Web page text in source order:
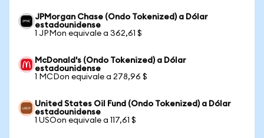
JPMorgan Chase (Ondo Tokenized) a Dólar
estadounidense
1 JPMon equivale a 362,61 $
McDonald's (Ondo Tokenized) a Dólar
estadounidense
1 MCDon equivale a 278,96 $
United States Oil Fund (Ondo Tokenized) a Dólar
estadounidense
1 USOon equivale a 117,61 $